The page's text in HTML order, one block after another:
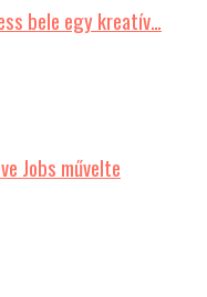
bele egy kreatív…
Jobs művelte